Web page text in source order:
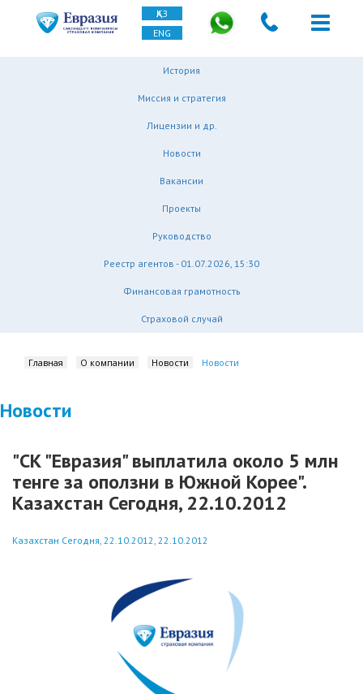
ҚАЗ
ENG
История
Миссия и стратегия
Лицензии и др.
Новости
Вакансии
Проекты
Руководство
Реестр агентов - 01.07.2026, 15:30
Финансовая грамотность
Страховой случай
Главная О компании Новости Новости
Новости
"СК "Евразия" выплатила около 5 млн
тенге за оползни в Южной Корее".
Казахстан Сегодня, 22.10.2012
Казахстан Сегодня, 22.10.2012, 22.10.2012